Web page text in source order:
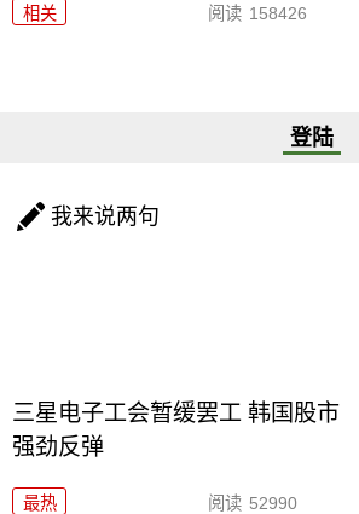
相关 阅读 158426
登陆
我来说两句
三星电子工会暂缓罢工 韩国股市
强劲反弹
最热 阅读 52990